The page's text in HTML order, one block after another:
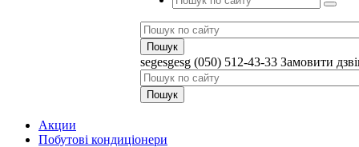
segesgesg (050) 512-43-33 Замовити
Акции
Побутові кондиціонери